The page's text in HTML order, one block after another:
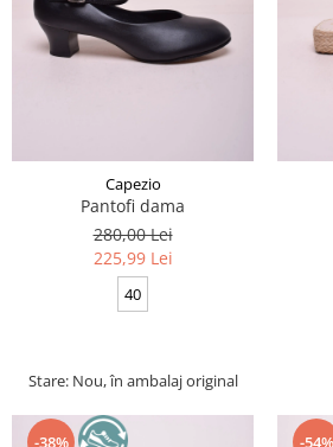
Capezio
Pantofi dama
280,00 Lei
225,99 Lei
40
Stare: Nou, în ambalaj original
-38% -54%